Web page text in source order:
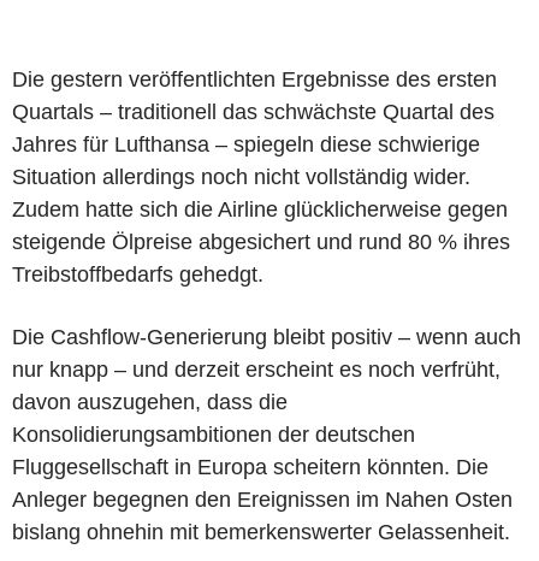
Die gestern veröffentlichten Ergebnisse des ersten
Quartals – traditionell das schwächste Quartal des
Jahres für Lufthansa – spiegeln diese schwierige
Situation allerdings noch nicht vollständig wider.
Zudem hatte sich die Airline glücklicherweise gegen
steigende Ölpreise abgesichert und rund 80 % ihres
Treibstoffbedarfs gehedgt.
Die Cashflow-Generierung bleibt positiv – wenn auch
nur knapp – und derzeit erscheint es noch verfrüht,
davon auszugehen, dass die
Konsolidierungsambitionen der deutschen
Fluggesellschaft in Europa scheitern könnten. Die
Anleger begegnen den Ereignissen im Nahen Osten
bislang ohnehin mit bemerkenswerter Gelassenheit.